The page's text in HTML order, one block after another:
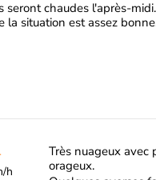
seront chaudes l'après-midi.
la situation est assez
h
Très nuageux avec
orageux.